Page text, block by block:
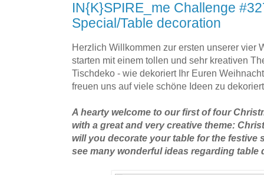
IN{K}SPIRE_me Challenge
Special/Table decoration
Herzlich Willkommen zur ersten unserer vier
starten mit einem tollen und sehr kreativen
Tischdeko - wie dekoriert Ihr Euren
freuen uns auf viele schöne Ideen zu
A hearty welcome to our first of four
with a great and very creative theme:
will you decorate your table for the festive
see many wonderful ideas regarding table